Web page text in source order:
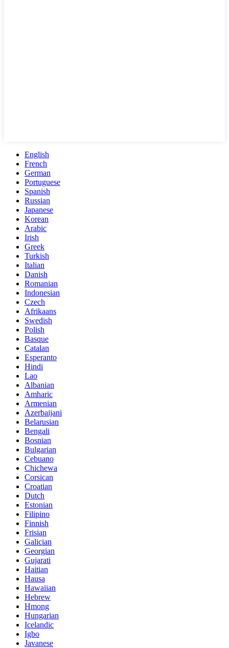
English
French
German
Portuguese
Spanish
Russian
Japanese
Korean
Arabic
Irish
Greek
Turkish
Italian
Danish
Romanian
Indonesian
Czech
Afrikaans
Swedish
Polish
Basque
Catalan
Esperanto
Hindi
Lao
Albanian
Amharic
Armenian
Azerbaijani
Belarusian
Bengali
Bosnian
Bulgarian
Cebuano
Chichewa
Corsican
Croatian
Dutch
Estonian
Filipino
Finnish
Frisian
Galician
Georgian
Gujarati
Haitian
Hausa
Hawaiian
Hebrew
Hmong
Hungarian
Icelandic
Igbo
Javanese